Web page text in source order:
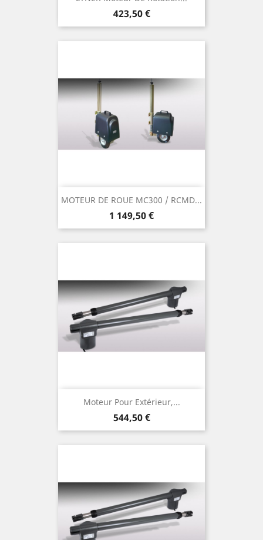
Prix
423,50 €
MOTEUR DE ROUE MC300 / RCMD...
Prix
1 149,50 €
Moteur Pour Extérieur,...
Prix
544,50 €